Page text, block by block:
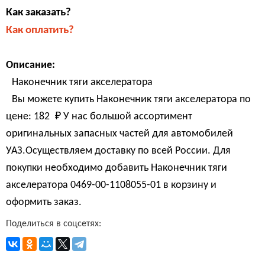
Как заказать?
Как оплатить?
Описание:
Наконечник тяги акселератора
Вы можете купить Наконечник тяги акселератора по
цене: 182 ₽ У нас большой ассортимент
оригинальных запасных частей для автомобилей
УАЗ.Осуществляем доставку по всей России. Для
покупки необходимо добавить Наконечник тяги
акселератора 0469-00-1108055-01 в корзину и
оформить заказ.
Поделиться в соцсетях: